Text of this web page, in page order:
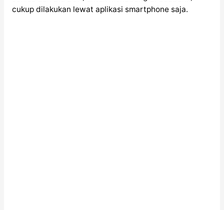
cukup dilakukan lewat aplikasi smartphone saja.